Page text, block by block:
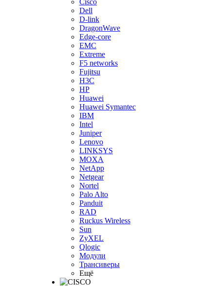
Cisco
Dell
D-link
DragonWave
Edge-core
EMC
Extreme
F5 networks
Fujitsu
H3С
HP
Huawei
Huawei Symantec
IBM
Intel
Juniper
Lenovo
LINKSYS
MOXA
NetApp
Netgear
Nortel
Palo Alto
Panduit
RAD
Ruckus Wireless
Sun
ZyXEL
Qlogic
Модули
Трансиверы
Ещё